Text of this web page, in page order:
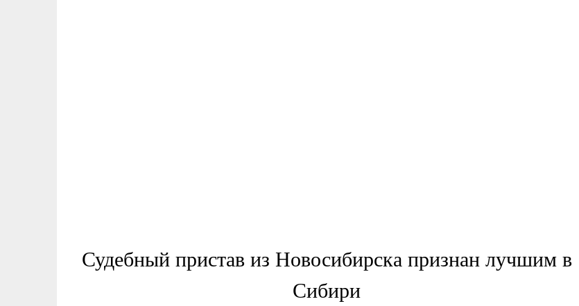
Судебный пристав из Новосибирска признан лучшим в
Сибири